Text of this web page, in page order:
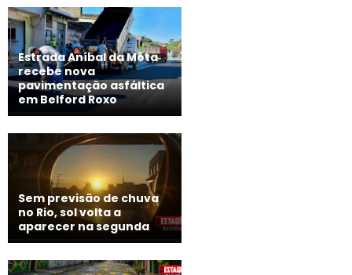
Estrada Aníbal da Mota
recebe nova
pavimentação asfáltica
em Belford Roxo
Sem previsão de chuva
no Rio, sol volta a
aparecer na segunda